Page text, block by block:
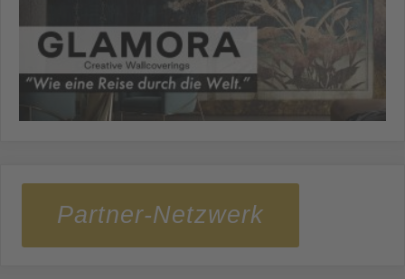
Partner-Netzwerk